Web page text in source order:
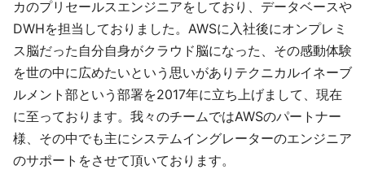
カのプリセールスエンジニアをしており、データベースや
DWHを担当しておりました。AWSに入社後にオンプレミ
ス脳だった自分自身がクラウド脳になった、その感動体験
を世の中に広めたいという思いがありテクニカルイネーブ
ルメント部という部署を2017年に立ち上げまして、現在
に至っております。我々のチームではAWSのパートナー
様、その中でも主にシステムイングレーターのエンジニア
のサポートをさせて頂いております。